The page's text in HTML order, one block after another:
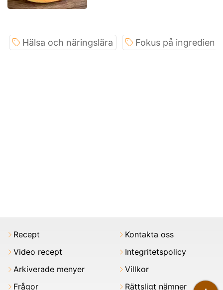
Hälsa och näringslära Fokus på
Recept
Video recept
Arkiverade menyer
Frågor
Kontakta oss
Integritetspolicy
Villkor
Rättsligt nämner